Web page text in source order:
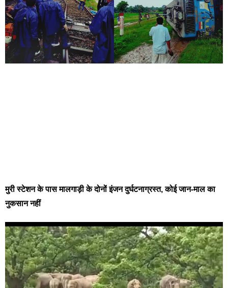
मुरी स्टेशन के पास मालगाड़ी के दोनों इंजन दुर्घटनाग्रस्त, कोई जान-माल का
नुकसान नहीं